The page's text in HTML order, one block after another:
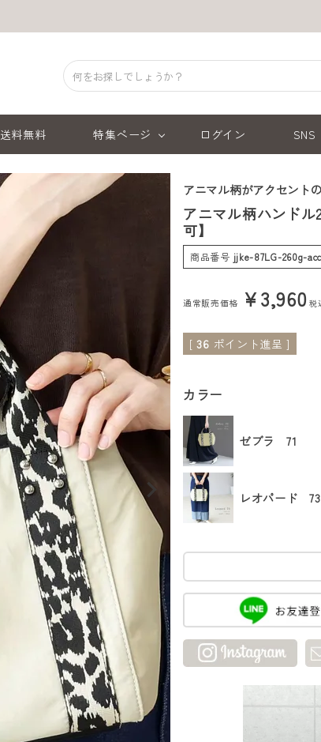
送料無料 特集ページ ログイン SNS
アニマル柄がアクセント
アニマル柄ハンド
可】
商品番号 jjke-87LG-260g-
通常販売価格 ¥3,960 税
[ 36 ポイント進呈 ]
カラー
ゼブラ 71
レオパード 73